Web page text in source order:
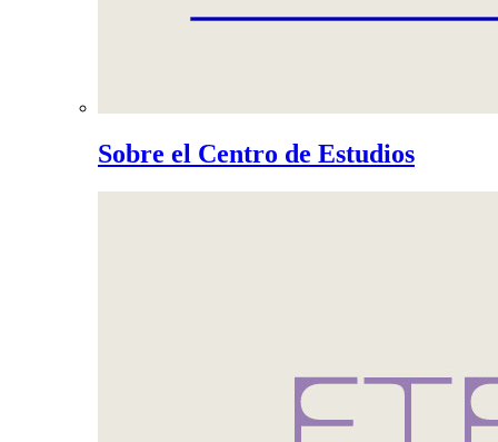
Sobre el Centro de Estudios